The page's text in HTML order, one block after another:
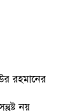
রহমানের
নয়